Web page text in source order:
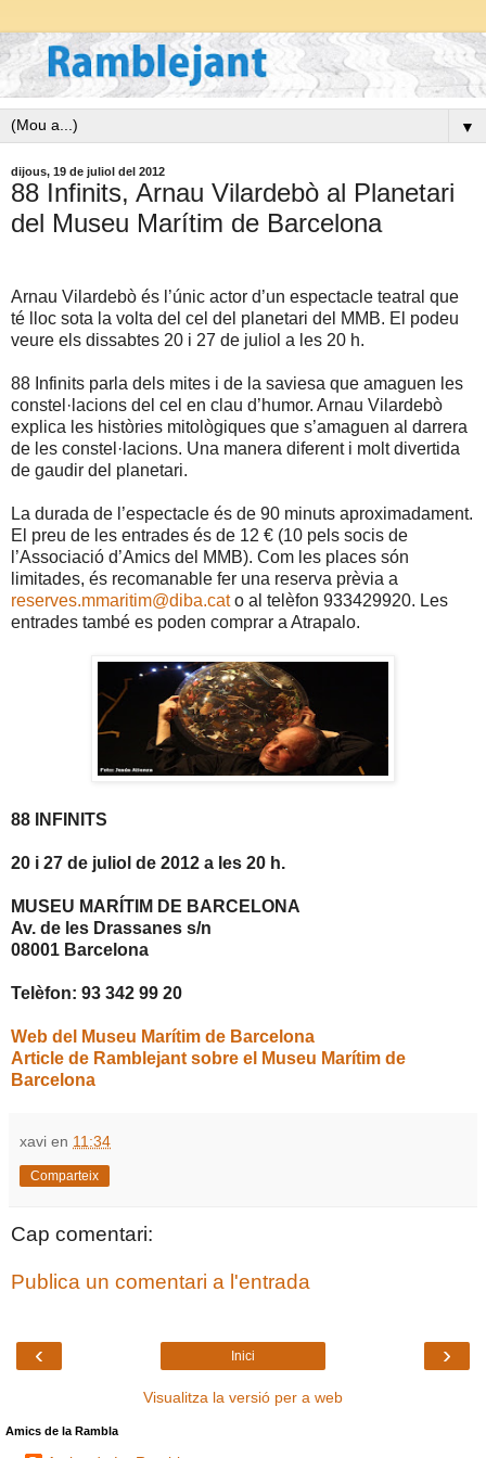
▼
dijous, 19 de juliol del 2012
88 Infinits, Arnau Vilardebò al Planetari
del Museu Marítim de Barcelona
Arnau Vilardebò és l’únic actor d’un espectacle teatral que
té lloc sota la volta del cel del planetari del MMB. El podeu
veure els dissabtes 20 i 27 de juliol a les 20 h.
88 Infinits parla dels mites i de la saviesa que amaguen les
constel·lacions del cel en clau d’humor. Arnau Vilardebò
explica les històries mitològiques que s’amaguen al darrera
de les constel·lacions. Una manera diferent i molt divertida
de gaudir del planetari.
La durada de l’espectacle és de 90 minuts aproximadament.
El preu de les entrades és de 12 € (10 pels socis de
l’Associació d’Amics del MMB). Com les places són
limitades, és recomanable fer una reserva prèvia a
reserves.mmaritim@diba.cato al telèfon 933429920. Les
entrades també es poden comprar a Atrapalo.
88 INFINITS
20 i 27 de juliol de 2012 a les 20 h.
MUSEU MARÍTIM DE BARCELONA
Av. de les Drassanes s/n
08001 Barcelona
Telèfon: 93 342 99 20
Web del Museu Marítim de Barcelona
Article de Ramblejant sobre el Museu Marítim de
Barcelona
xavi en 11:34
Comparteix
Cap comentari:
Publica un comentari a l'entrada
‹ ›
Inici
Visualitza la versió per a web
Amics de la Rambla